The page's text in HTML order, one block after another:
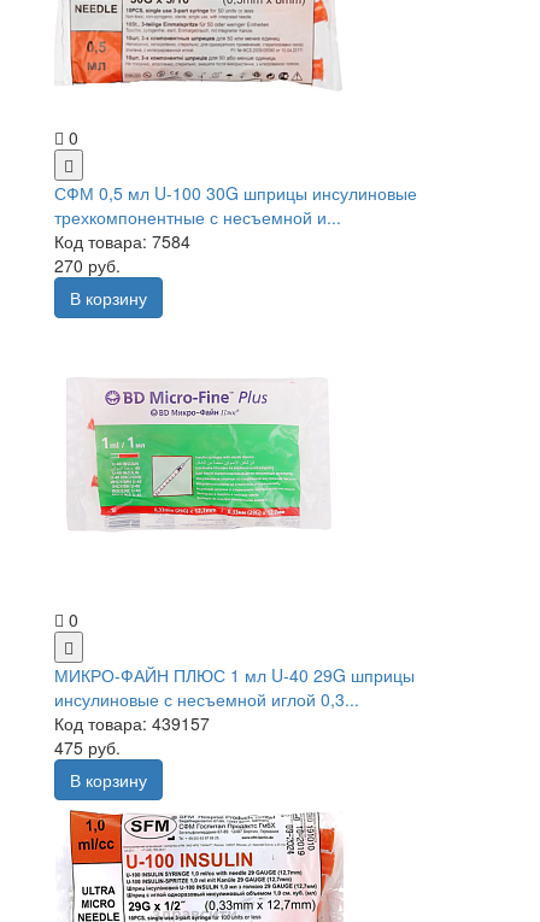
0
СФМ 0,5 мл U-100 30G шприцы инсулиновые
трехкомпонентные с несъемной и...
Код товара: 7584
270 руб.
В корзину
0
МИКРО-ФАЙН ПЛЮС 1 мл U-40 29G шприцы
инсулиновые с несъемной иглой 0,3...
Код товара: 439157
475 руб.
В корзину